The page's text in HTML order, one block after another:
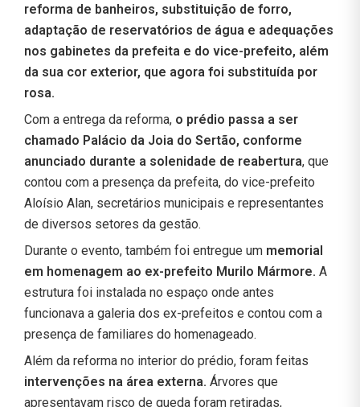
reforma de banheiros, substituição de forro,
adaptação de reservatórios de água e adequações
nos gabinetes da prefeita e do vice-prefeito, além
da sua cor exterior, que agora foi substituída por
rosa.
Com a entrega da reforma, o prédio passa a ser
chamado Palácio da Joia do Sertão, conforme
anunciado durante a solenidade de reabertura, que
contou com a presença da prefeita, do vice-prefeito
Aloísio Alan, secretários municipais e representantes
de diversos setores da gestão.
Durante o evento, também foi entregue um memorial
em homenagem ao ex-prefeito Murilo Mármore. A
estrutura foi instalada no espaço onde antes
funcionava a galeria dos ex-prefeitos e contou com a
presença de familiares do homenageado.
Além da reforma no interior do prédio, foram feitas
intervenções na área externa. Árvores que
apresentavam risco de queda foram retiradas,